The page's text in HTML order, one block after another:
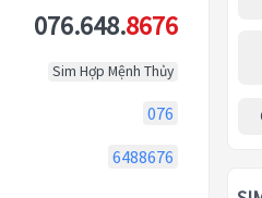
076.648.8676
Sim Hợp Mệnh Thủy
076
6488676